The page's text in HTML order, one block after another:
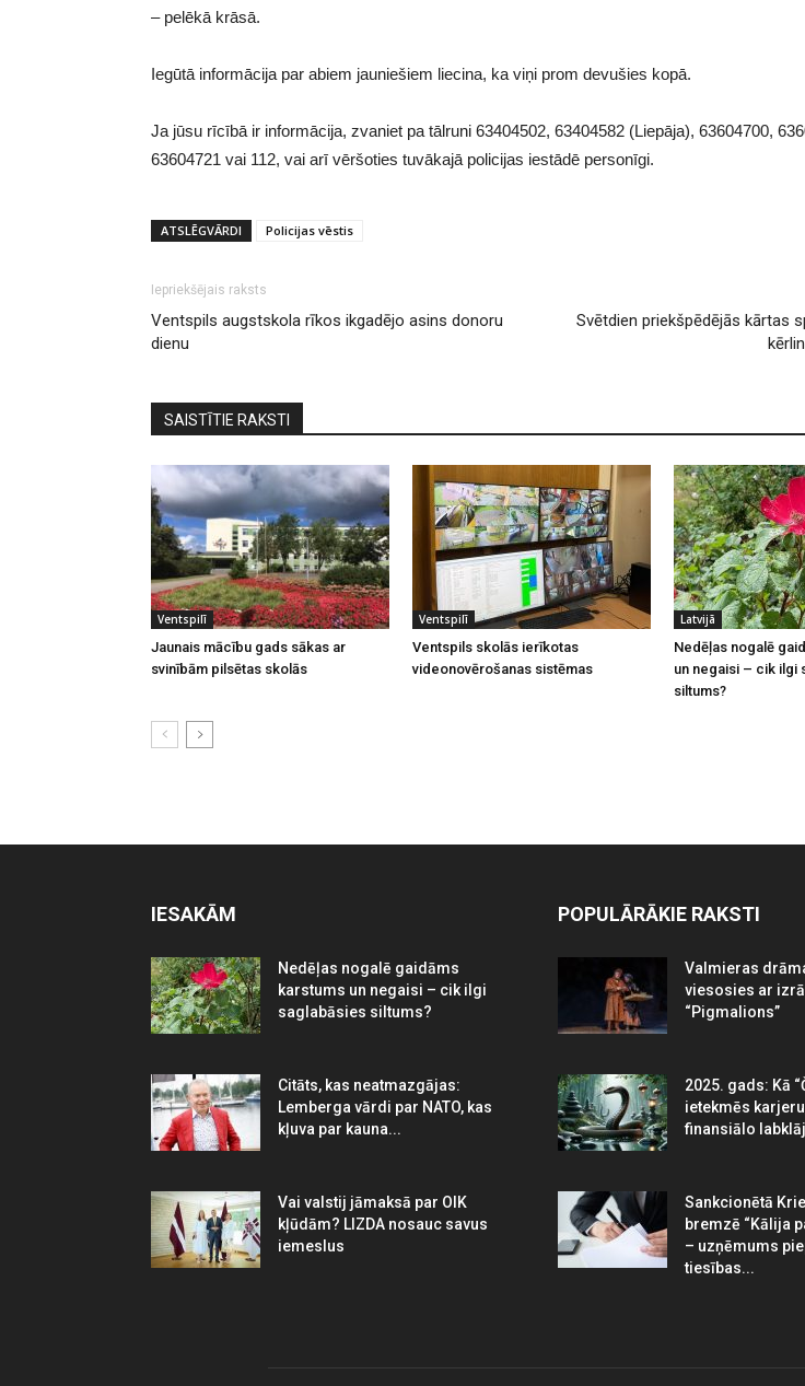
– pelēkā krāsā.
Iegūtā informācija par abiem jauniešiem liecina, ka viņi prom devušies kopā.
Ja jūsu rīcībā ir informācija, zvaniet pa tālruni 63404502, 63404582 (Liepāja), 63604700,
63604721 vai 112, vai arī vēršoties tuvākajā policijas iestādē personīgi.
ATSLĒGVĀRDI Policijas vēstis
Iepriekšējais raksts
Ventspils augstskola rīkos ikgadējo asins donoru
dienu
Svētdien priekšpēdējās kārtas
SAISTĪTIE RAKSTI
Ventspilī
Jaunais mācību gads sākas ar
svinībām pilsētas skolās
Ventspilī
Ventspils skolās ierīkotas
videonovērošanas sistēmas
Latvijā
Nedēļas nogalē
un negaisi – cik ilgi
siltums?
IESAKĀM
Nedēļas nogalē gaidāms
karstums un negaisi – cik ilgi
saglabāsies siltums?
Citāts, kas neatmazgājas:
Lemberga vārdi par NATO, kas
kļuva par kauna...
Vai valstij jāmaksā par OIK
kļūdām? LIZDA nosauc savus
iemeslus
POPULĀRĀKIE RAKSTI
Valmieras
viesosies ar
“Pigmalions”
2025. gads: Kā
ietekmēs
finansiālo
Sankcionētā
bremzē “Kālija
– uzņēmums
tiesības...